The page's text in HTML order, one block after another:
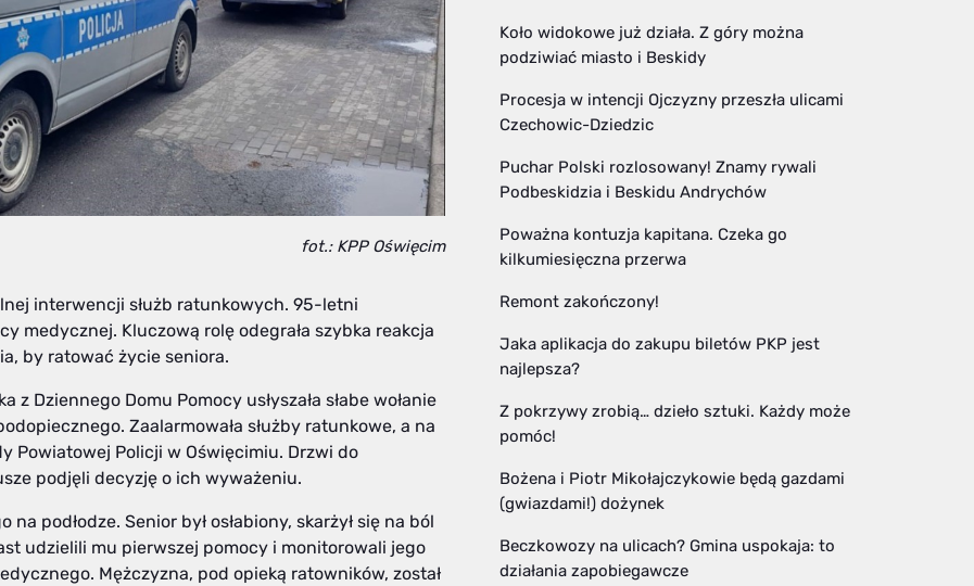
fot.: KPP Oświęcim
interwencji służb ratunkowych. 95-letni
medycznej. Kluczową rolę odegrała szybka reakcja
by ratować życie seniora.
Dziennego Domu Pomocy usłyszała słabe wołanie
Zaalarmowała służby ratunkowe, a na
Powiatowej Policji w Oświęcimiu. Drzwi do
podjęli decyzję o ich wyważeniu.
podłodze. Senior był osłabiony, skarżył się na ból
udzielili mu pierwszej pomocy i monitorowali jego
Mężczyzna, pod opieką ratowników, został
Koło widokowe już działa. Z góry można
podziwiać miasto i Beskidy
Procesja w intencji Ojczyzny przeszła ulicami
Czechowic-Dziedzic
Puchar Polski rozlosowany! Znamy rywali
Podbeskidzia i Beskidu Andrychów
Poważna kontuzja kapitana. Czeka go
kilkumiesięczna przerwa
Remont zakończony!
Jaka aplikacja do zakupu biletów PKP jest
najlepsza?
Z pokrzywy zrobią… dzieło sztuki. Każdy może
pomóc!
Bożena i Piotr Mikołajczykowie będą gazdami
(gwiazdami!) dożynek
Beczkowozy na ulicach? Gmina uspokaja: to
działania zapobiegawcze